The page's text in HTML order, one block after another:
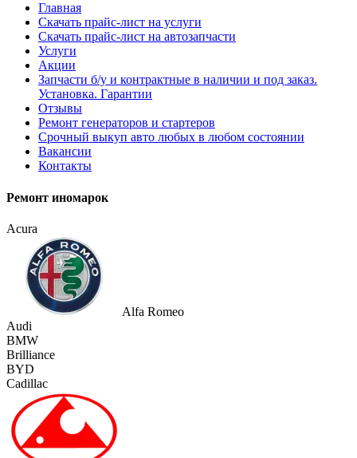
Главная
Скачать прайс-лист на услуги
Скачать прайс-лист на автозапчасти
Услуги
Акции
Запчасти б/у и контрактные в наличии и под заказ.
Установка. Гарантии
Отзывы
Ремонт генераторов и стартеров
Cрочный выкуп авто любых в любом состоянии
Вакансии
Контакты
Ремонт иномарок
Acura
Alfa Romeo
Audi
BMW
Brilliance
BYD
Cadillac